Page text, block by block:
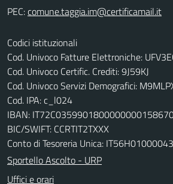
PEC:
Codici istituzionali
Cod. Univoco Fatture Elettroniche:
Cod. Univoco Certific. Crediti: 9J59KJ
Cod. Univoco Servizi Demografici:
Cod. IPA: c_l024
IBAN:
BIC/SWIFT: CCRTIT2TXXX
Conto di Tesoreria Unica:
Sportello Ascolto - URP
Uffici e orari